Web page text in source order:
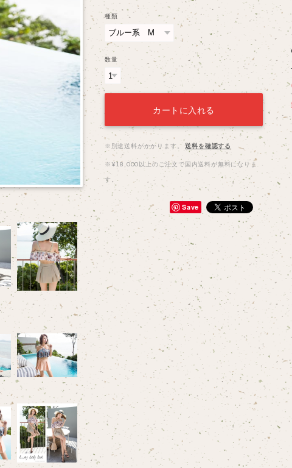
種類
数量
カートに入れる
※別途送料がかかります。 送料を確認する
※¥18,000以上のご注文で国内送料が無料になりま
す。
Save